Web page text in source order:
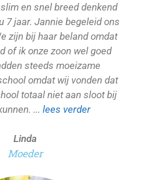
en snel breed denkend
7 jaar. Jannie begeleid ons
zijn bij haar beland omdat
of ik onze zoon wel goed
steeds moeizame
omdat wij vonden dat
totaal niet aan sloot bij
...lees verder
Linda
Moeder